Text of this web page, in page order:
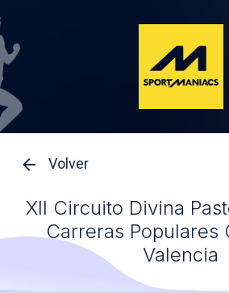
Volver
XII Circuito Divina
Carreras Populares
Valencia